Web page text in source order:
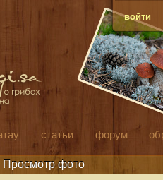
войти
статьи форум
Просмотр фото